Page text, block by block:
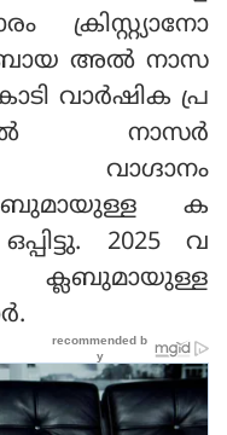
ക്രിസ്റ്റ്യാനോ
അല്‍ നാസ
വാര്‍ഷിക പ്ര
നാസര്‍
ക
2025 വ